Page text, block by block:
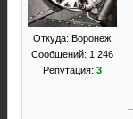
Откуда: Воронеж
Сообщений: 1 246
Репутация: 3